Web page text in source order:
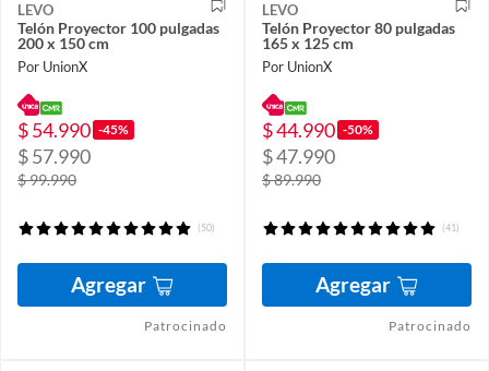
LEVO
Telón Proyector 100 pulgadas
200 x 150 cm
Por UnionX
$ 54.990 -45%
$ 57.990
$ 99.990
(50)
Agregar
Patrocinado
LEVO
Telón Proyector 80 pulgadas
165 x 125 cm
Por UnionX
$ 44.990 -50%
$ 47.990
$ 89.990
(41)
Agregar
Patrocinado